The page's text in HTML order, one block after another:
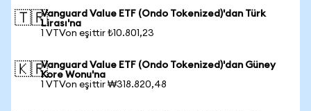
🇹🇷Vanguard Value ETF (Ondo Tokenized)'dan Türk
Lirası'na
1 VTVon eşittir ₺10.801,23
🇰🇷Vanguard Value ETF (Ondo Tokenized)'dan Güney
Kore Wonu'na
1 VTVon eşittir ₩318.820,48